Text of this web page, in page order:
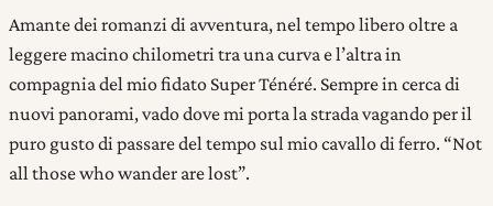
Amante dei romanzi di avventura, nel tempo libero oltre a
leggere macino chilometri tra una curva e l’altra in
compagnia del mio fidato Super Ténéré. Sempre in cerca di
nuovi panorami, vado dove mi porta la strada vagando per il
puro gusto di passare del tempo sul mio cavallo di ferro. “Not
all those who wander are lost”.